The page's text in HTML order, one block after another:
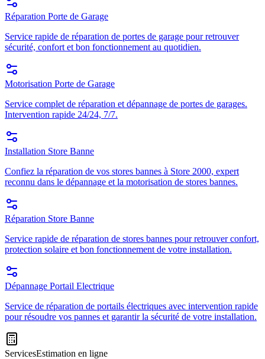
Réparation Porte de Garage
Service rapide de réparation de portes de garage pour retrouver
sécurité, confort et bon fonctionnement au quotidien.
Motorisation Porte de Garage
Service complet de réparation et dépannage de portes de garages.
Intervention rapide 24/24, 7/7.
Installation Store Banne
Confiez la réparation de vos stores bannes à Store 2000, expert
reconnu dans le dépannage et la motorisation de stores bannes.
Réparation Store Banne
Service rapide de réparation de stores bannes pour retrouver confort,
protection solaire et bon fonctionnement de votre installation.
Dépannage Portail Electrique
Service de réparation de portails électriques avec intervention rapide
pour résoudre vos pannes et garantir la sécurité de votre installation.
ServicesEstimation en ligne